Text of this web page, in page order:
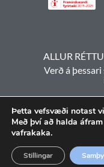
ALLUR
Verð á
Þetta vefsvæði notast
Með því að halda
vafrakaka.
Stillingar